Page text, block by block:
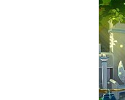
Clam